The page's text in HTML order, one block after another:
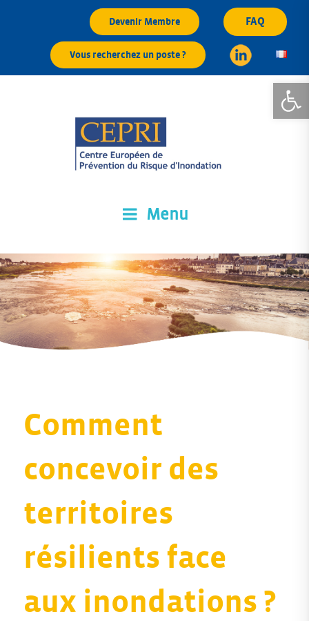
Ouvrir
Devenir Membre FAQ
Vous recherchez un poste ?
Menu
Comment
concevoir des
territoires
résilients face
aux inondations ?